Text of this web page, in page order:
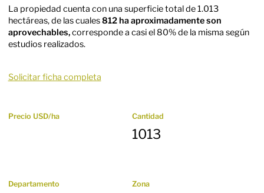
La propiedad cuenta con una superficie total de 1.013
hectáreas, de las cuales812 ha aproximadamente son
aprovechables,corresponde a casi el 80% de la misma según
estudios realizados.
Solicitar ficha completa
Precio USD/ha Cantidad
1013
Departamento Zona